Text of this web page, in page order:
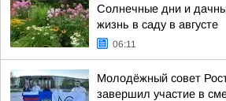
Солнечные дни и
жизнь в саду в августе
06:11
Молодёжный совет
завершил участие в